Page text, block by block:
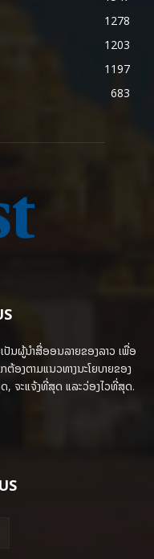
1278
1203
1197
683
ປັນຜູ້ນຳສື່ອອນລາຍຂອງລາວ ເພື່ອ
ອງຕາມແນວທາງນະໂຍບາຍຂອງ
ຈະແຈ້ງທີ່ສຸດ ແລະວ່ອງໄວທີ່ສຸດ.